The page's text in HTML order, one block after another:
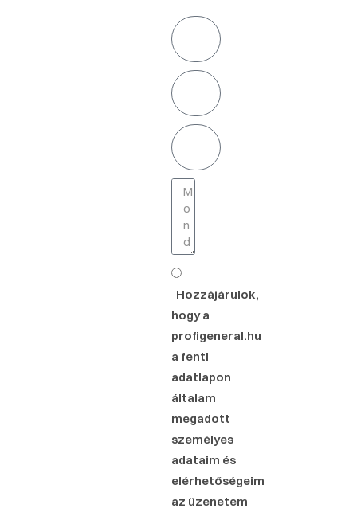
Hozzájárulok,
hogy a
profigeneral.hu
a fenti
adatlapon
általam
megadott
személyes
adataim és
elérhetőségeim
az üzenetem